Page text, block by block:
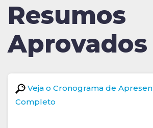
Resumos
Aprovados
Veja o Cronograma de
Completo